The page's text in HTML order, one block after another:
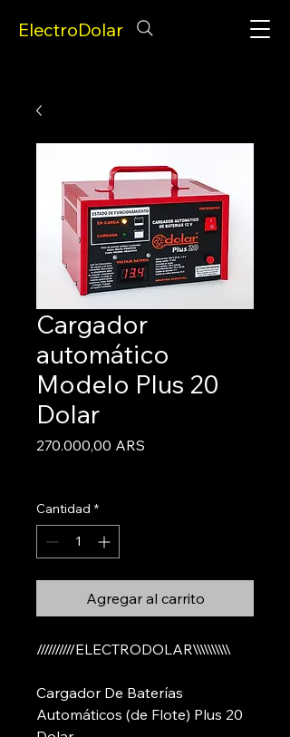
ElectroDolar
Cargador
automático
Modelo Plus 20
Dolar
270.000,00 ARS
Cantidad *
Agregar al carrito
//////////ELECTRODOLAR\\\\\\\\\\
Cargador De Baterías
Automáticos (de Flote) Plus 20